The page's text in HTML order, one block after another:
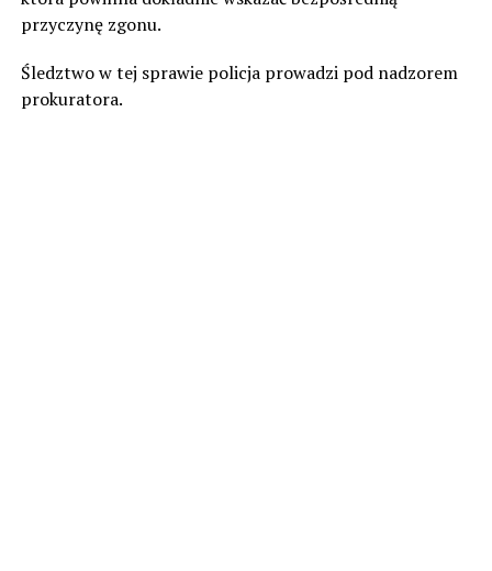
przyczynę zgonu.
Śledztwo w tej sprawie policja prowadzi pod nadzorem
prokuratora.